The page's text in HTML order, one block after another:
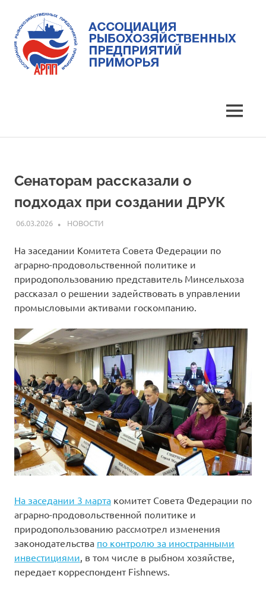
content
Приморья
MENU
Сенаторам рассказали о
подходах при создании ДРУК
06.03.2026 ARPP
НОВОСТИ
На заседании Комитета Совета Федерации по
аграрно-продовольственной политике и
природопользованию представитель Минсельхоза
рассказал о решении задействовать в управлении
промысловыми активами госкомпанию.
На заседании 3 марта комитет Совета Федерации по
аграрно-продовольственной политике и
природопользованию рассмотрел изменения
законодательства по контролю за иностранными
инвестициями , в том числе в рыбном хозяйстве,
передает корреспондент Fishnews.